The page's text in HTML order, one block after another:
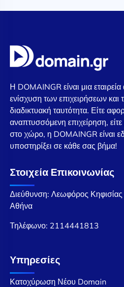
Η DOMAINGR είναι μια
ενίσχυση των επιχειρήσεων και
διαδικτυακή ταυτότητα. Είτε
αναπτυσσόμενη επιχείρηση,
στο χώρο, η DOMAINGR είναι
υποστηρίξει σε κάθε σας βήμα!
Στοιχεία Επικοινωνίας
Διεύθυνση: Λεωφόρος
Αθήνα
Τηλέφωνο: 2114441813
Υπηρεσίες
Κατοχύρωση Νέου Domain